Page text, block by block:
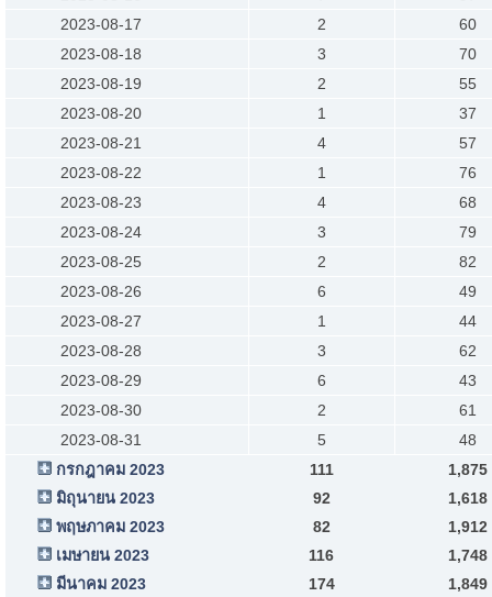
2023-08-17
2
60
2023-08-18
3
70
2023-08-19
2
55
2023-08-20
1
37
2023-08-21
4
57
2023-08-22
1
76
2023-08-23
4
68
2023-08-24
3
79
2023-08-25
2
82
2023-08-26
6
49
2023-08-27
1
44
2023-08-28
3
62
2023-08-29
6
43
2023-08-30
2
61
2023-08-31
5
48
กรกฎาคม 2023
111
1,875
มิถุนายน 2023
92
1,618
พฤษภาคม 2023
82
1,912
เมษายน 2023
116
1,748
มีนาคม 2023
174
1,849